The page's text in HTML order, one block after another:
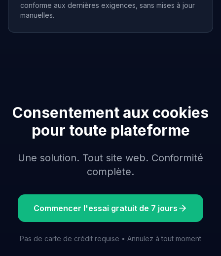
conforme aux dernières exigences, sans mises à jour
manuelles.
Consentement aux cookies
pour toute plateforme
Une solution. Tout site web. Conformité
complète.
Commencer l'essai gratuit de 7 jours
Pas de carte de crédit requise • Annulez à tout moment